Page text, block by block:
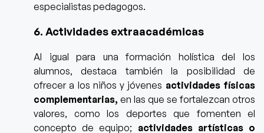
especialistas pedagogos.
6. Actividades extraacadémicas
Al igual para una formación holística del los
alumnos, destaca también la posibilidad de
ofrecer a los niños y jóvenes actividades físicas
complementarias, en las que se fortalezcan otros
valores, como los deportes que fomenten el
concepto de equipo; actividades artísticas o